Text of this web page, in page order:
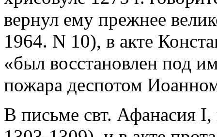
вернул ему прежнее
1964. N 10), в акте
«был восстановлен под
пожара деспотом
В письме свт. Афанасия I,